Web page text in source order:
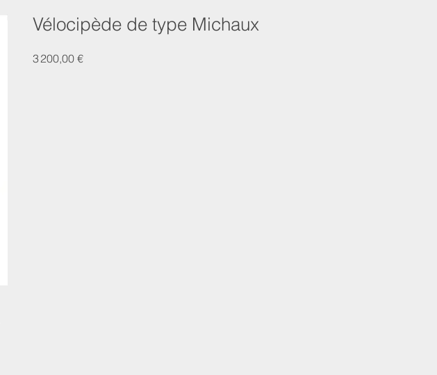
Vélocipède de type Michaux
3 200,00 €Prix